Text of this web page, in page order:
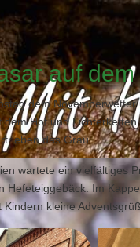
auf
dem
Hof und
das Grau.
wartete ein vielfältiges
Hefeteiggebäck. Im
kleine